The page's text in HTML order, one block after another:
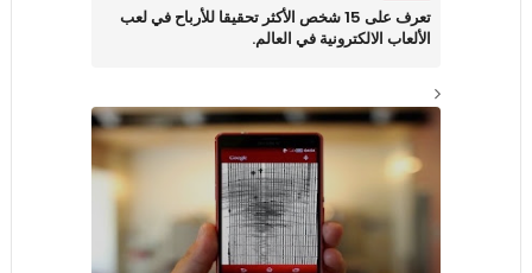
تعرف على 15 شخص الأكثر تحقيقا للأرباح في لعب
الألعاب الالكترونية في العالم.